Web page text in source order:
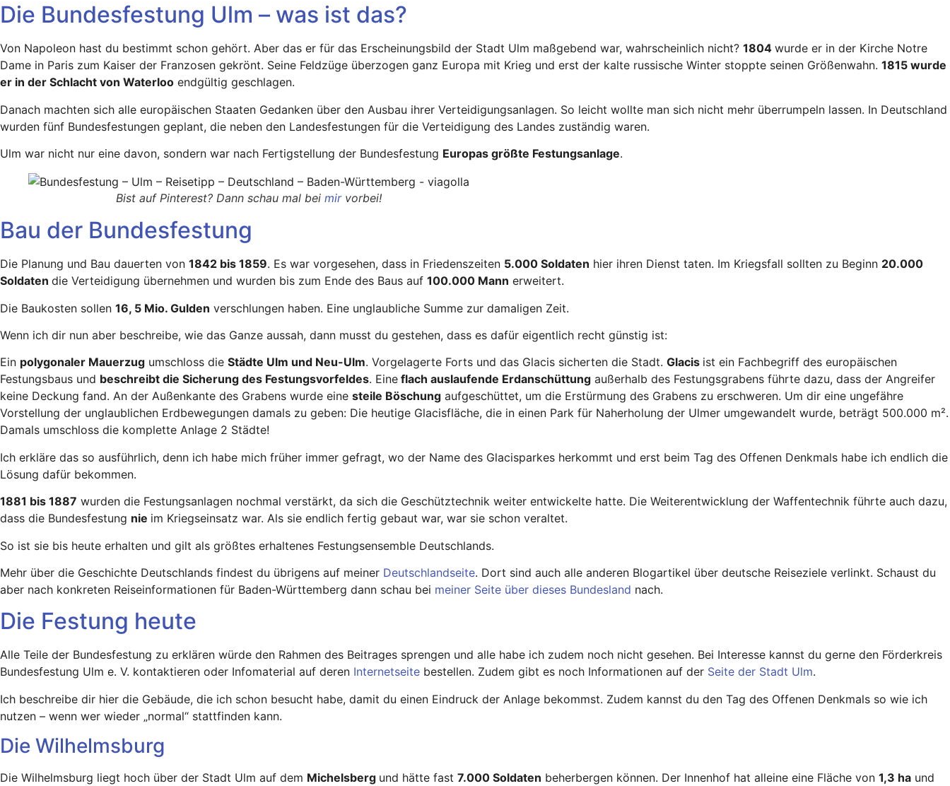
Die Bundesfestung Ulm – was ist das?
Von Napoleon hast du bestimmt schon gehört. Aber das er für das Erscheinungsbild der Stadt Ulm maßgebend war, wahrscheinlich nicht? 1804 wurde er in der Kirche Notre
Dame in Paris zum Kaiser der Franzosen gekrönt. Seine Feldzüge überzogen ganz Europa mit Krieg und erst der kalte russische Winter stoppte seinen Größenwahn. 1815 wurde
er in der Schlacht von Waterloo endgültig geschlagen.
Danach machten sich alle europäischen Staaten Gedanken über den Ausbau ihrer Verteidigungsanlagen. So leicht wollte man sich nicht mehr überrumpeln lassen. In Deutschland
wurden fünf Bundesfestungen geplant, die neben den Landesfestungen für die Verteidigung des Landes zuständig waren.
Ulm war nicht nur eine davon, sondern war nach Fertigstellung der Bundesfestung Europas größte Festungsanlage.
Bist auf Pinterest? Dann schau mal bei mir vorbei!
Bau der Bundesfestung
Die Planung und Bau dauerten von 1842 bis 1859. Es war vorgesehen, dass in Friedenszeiten 5.000 Soldaten hier ihren Dienst taten. Im Kriegsfall sollten zu Beginn 20.000
Soldaten die Verteidigung übernehmen und wurden bis zum Ende des Baus auf 100.000 Mann erweitert.
Die Baukosten sollen 16, 5 Mio. Gulden verschlungen haben. Eine unglaubliche Summe zur damaligen Zeit.
Wenn ich dir nun aber beschreibe, wie das Ganze aussah, dann musst du gestehen, dass es dafür eigentlich recht günstig ist:
Ein polygonaler Mauerzug umschloss die Städte Ulm und Neu-Ulm. Vorgelagerte Forts und das Glacis sicherten die Stadt. Glacis ist ein Fachbegriff des europäischen
Festungsbaus und beschreibt die Sicherung des Festungsvorfeldes. Eine flach auslaufende Erdanschüttung außerhalb des Festungsgrabens führte dazu, dass der Angreifer
keine Deckung fand. An der Außenkante des Grabens wurde eine steile Böschung aufgeschüttet, um die Erstürmung des Grabens zu erschweren. Um dir eine ungefähre
Vorstellung der unglaublichen Erdbewegungen damals zu geben: Die heutige Glacisfläche, die in einen Park für Naherholung der Ulmer umgewandelt wurde, beträgt 500.000 m².
Damals umschloss die komplette Anlage 2 Städte!
Ich erkläre das so ausführlich, denn ich habe mich früher immer gefragt, wo der Name des Glacisparkes herkommt und erst beim Tag des Offenen Denkmals habe ich endlich die
Lösung dafür bekommen.
1881 bis 1887 wurden die Festungsanlagen nochmal verstärkt, da sich die Geschütztechnik weiter entwickelte hatte. Die Weiterentwicklung der Waffentechnik führte auch dazu,
dass die Bundesfestung nie im Kriegseinsatz war. Als sie endlich fertig gebaut war, war sie schon veraltet.
So ist sie bis heute erhalten und gilt als größtes erhaltenes Festungsensemble Deutschlands.
Mehr über die Geschichte Deutschlands findest du übrigens auf meiner Deutschlandseite. Dort sind auch alle anderen Blogartikel über deutsche Reiseziele verlinkt. Schaust du
aber nach konkreten Reiseinformationen für Baden-Württemberg dann schau bei meiner Seite über dieses Bundesland nach.
Die Festung heute
Alle Teile der Bundesfestung zu erklären würde den Rahmen des Beitrages sprengen und alle habe ich zudem noch nicht gesehen. Bei Interesse kannst du gerne den Förderkreis
Bundesfestung Ulm e. V. kontaktieren oder Infomaterial auf deren Internetseite bestellen. Zudem gibt es noch Informationen auf der Seite der Stadt Ulm.
Ich beschreibe dir hier die Gebäude, die ich schon besucht habe, damit du einen Eindruck der Anlage bekommst. Zudem kannst du den Tag des Offenen Denkmals so wie ich
nutzen – wenn wer wieder „normal“ stattfinden kann.
Die Wilhelmsburg
Die Wilhelmsburg liegt hoch über der Stadt Ulm auf dem Michelsberg und hätte fast 7.000 Soldaten beherbergen können. Der Innenhof hat alleine eine Fläche von 1,3 ha und